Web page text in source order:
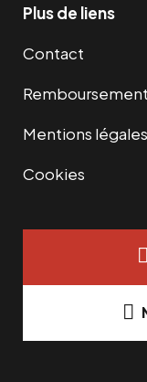
Plus de liens
Contact
Mentions légales
Cookies